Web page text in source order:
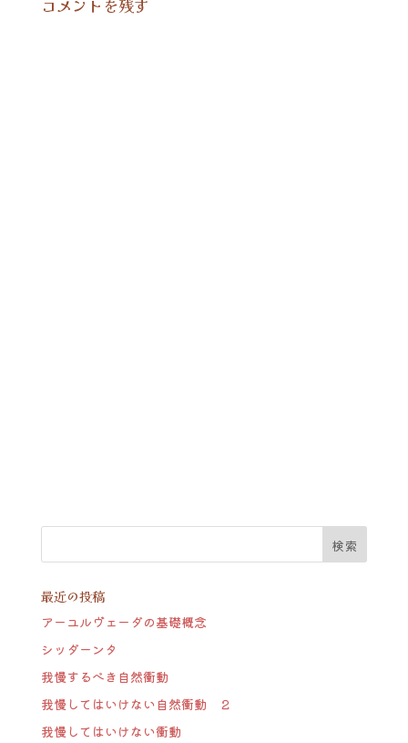
コメントを残す
最近の投稿
アーユルヴェーダの基礎概念
シッダーンタ
我慢するべき自然衝動
我慢してはいけない自然衝動 ２
我慢してはいけない衝動